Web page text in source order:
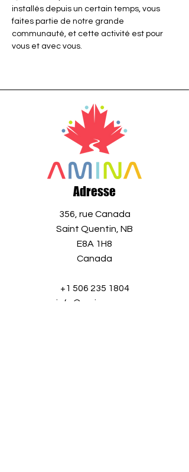
installés depuis un certain temps, vous
faites partie de notre grande
communauté, et cette activité est pour
vous et avec vous.
Adresse
356, rue Canada
Saint Quentin, NB
E8A 1H8
Canada
+1 506 235 1804
info@aminaro.org